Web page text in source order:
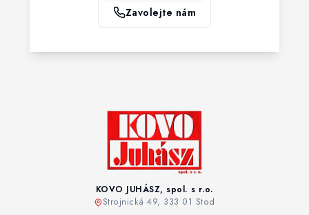
Zavolejte nám
KOVO JUHÁSZ, spol. s r.o.
Strojnická 49, 333 01 Stod